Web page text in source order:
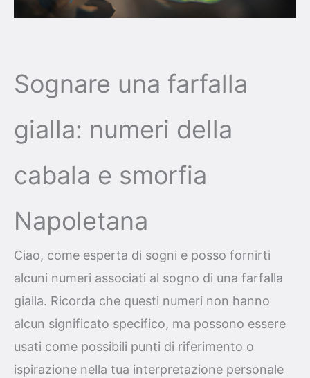
Sognare una farfalla
gialla: numeri della
cabala e smorfia
Napoletana
Ciao, come esperta di sogni e posso fornirti
alcuni numeri associati al sogno di una farfalla
gialla. Ricorda che questi numeri non hanno
alcun significato specifico, ma possono essere
usati come possibili punti di riferimento o
ispirazione nella tua interpretazione personale